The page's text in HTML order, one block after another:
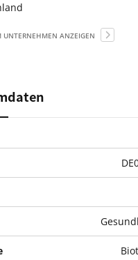
UNTERNEHMEN ANZEIGEN